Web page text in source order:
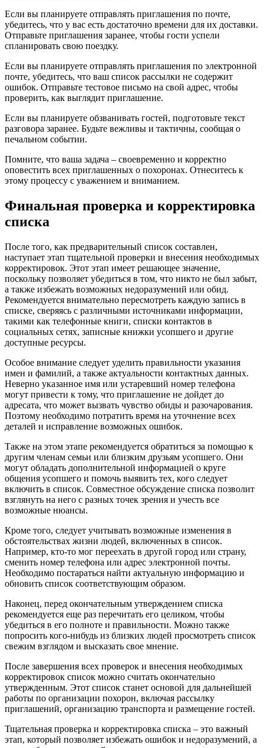
Если вы планируете отправлять приглашения по почте,
убедитесь, что у вас есть достаточно времени для их доставки.
Отправьте приглашения заранее, чтобы гости успели
спланировать свою поездку.
Если вы планируете отправлять приглашения по электронной
почте, убедитесь, что ваш список рассылки не содержит
ошибок. Отправьте тестовое письмо на свой адрес, чтобы
проверить, как выглядит приглашение.
Если вы планируете обзванивать гостей, подготовьте текст
разговора заранее. Будьте вежливы и тактичны, сообщая о
печальном событии.
Помните, что ваша задача – своевременно и корректно
оповестить всех приглашенных о похоронах. Отнеситесь к
этому процессу с уважением и вниманием.
Финальная проверка и корректировка
списка
После того, как предварительный список составлен,
наступает этап тщательной проверки и внесения необходимых
корректировок. Этот этап имеет решающее значение,
поскольку позволяет убедиться в том, что никто не был забыт,
а также избежать возможных недоразумений или обид.
Рекомендуется внимательно пересмотреть каждую запись в
списке, сверяясь с различными источниками информации,
такими как телефонные книги, списки контактов в
социальных сетях, записные книжки усопшего и другие
доступные ресурсы.
Особое внимание следует уделить правильности указания
имен и фамилий, а также актуальности контактных данных.
Неверно указанное имя или устаревший номер телефона
могут привести к тому, что приглашение не дойдет до
адресата, что может вызвать чувство обиды и разочарования.
Поэтому необходимо потратить время на уточнение всех
деталей и исправление возможных ошибок.
Также на этом этапе рекомендуется обратиться за помощью к
другим членам семьи или близким друзьям усопшего. Они
могут обладать дополнительной информацией о круге
общения усопшего и помочь выявить тех, кого следует
включить в список. Совместное обсуждение списка позволит
взглянуть на него с разных точек зрения и учесть все
возможные нюансы.
Кроме того, следует учитывать возможные изменения в
обстоятельствах жизни людей, включенных в список.
Например, кто-то мог переехать в другой город или страну,
сменить номер телефона или адрес электронной почты.
Необходимо постараться найти актуальную информацию и
обновить список соответствующим образом.
Наконец, перед окончательным утверждением списка
рекомендуется еще раз перечитать его целиком, чтобы
убедиться в его полноте и правильности. Можно также
попросить кого-нибудь из близких людей просмотреть список
свежим взглядом и высказать свое мнение.
После завершения всех проверок и внесения необходимых
корректировок список можно считать окончательно
утвержденным. Этот список станет основой для дальнейшей
работы по организации похорон, включая рассылку
приглашений, организацию транспорта и размещение гостей.
Тщательная проверка и корректировка списка – это важный
этап, который позволяет избежать ошибок и недоразумений, а